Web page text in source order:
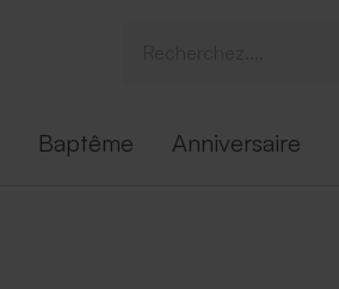
Baptême Anniversaire